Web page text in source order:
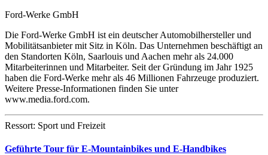
Ford-Werke GmbH
Die Ford-Werke GmbH ist ein deutscher Automobilhersteller und
Mobilitätsanbieter mit Sitz in Köln. Das Unternehmen beschäftigt an
den Standorten Köln, Saarlouis und Aachen mehr als 24.000
Mitarbeiterinnen und Mitarbeiter. Seit der Gründung im Jahr 1925
haben die Ford-Werke mehr als 46 Millionen Fahrzeuge produziert.
Weitere Presse-Informationen finden Sie unter
www.media.ford.com.
Ressort: Sport und Freizeit
Geführte Tour für E-Mountainbikes und E-Handbikes